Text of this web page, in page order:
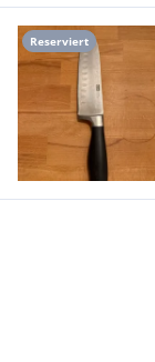
Reserviert